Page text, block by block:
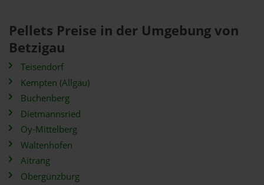
Pellets Preise in der Umgebung von
Betzigau
Teisendorf
Kempten (Allgäu)
Buchenberg
Dietmannsried
Oy-Mittelberg
Waltenhofen
Aitrang
Obergünzburg